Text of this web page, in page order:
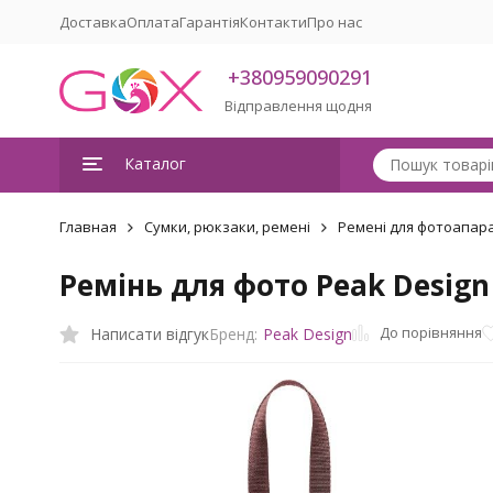
ДоставкаОплатаГарантіяКонтактиПро нас
+380959090291
Відправлення щодня
Каталог
Главная Сумки, рюкзаки, ремені Ремені для
Ремінь для фото Peak
Написати відгукБренд: Peak Design До порівняння